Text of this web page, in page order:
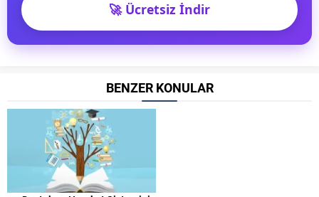
🚀 Ücretsiz İndir
BENZER KONULAR